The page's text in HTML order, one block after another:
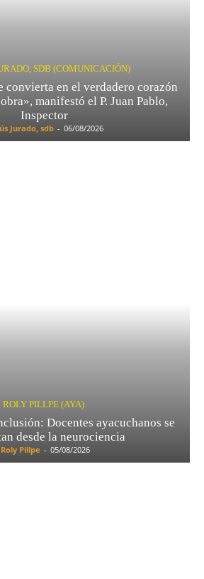
SDB (COMUNICACIÓN)
convierta en el verdadero corazón
manifestó el P. Juan Pablo,
Inspector
Jurado, sdb - 06/08/2026
ROLY PILLPE (AYA)
Docentes ayacuchanos se
desde la neurociencia
Roly Pillpe - 05/08/2026